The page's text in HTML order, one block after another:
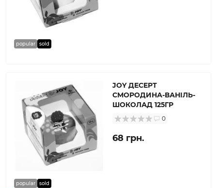
popular sold
popular sold
JOY ДЕСЕРТ
СМОРОДИНА-ВАНІЛЬ-
ШОКОЛАД 125ГР
0
68 грн.